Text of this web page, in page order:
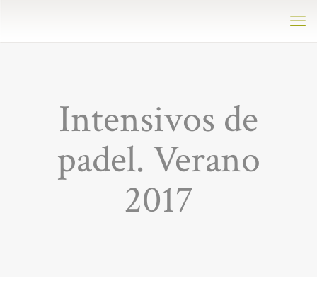
Intensivos de
padel. Verano
2017